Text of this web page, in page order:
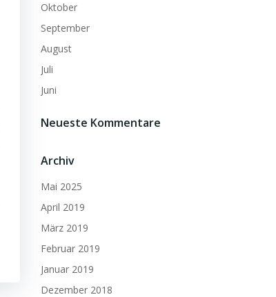
Oktober
September
August
Juli
Juni
Neueste Kommentare
Archiv
Mai 2025
April 2019
März 2019
Februar 2019
Januar 2019
Dezember 2018